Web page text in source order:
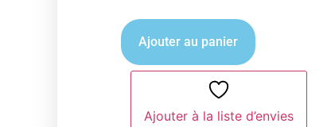
Ajouter au panier
Ajouter à la liste d’envies